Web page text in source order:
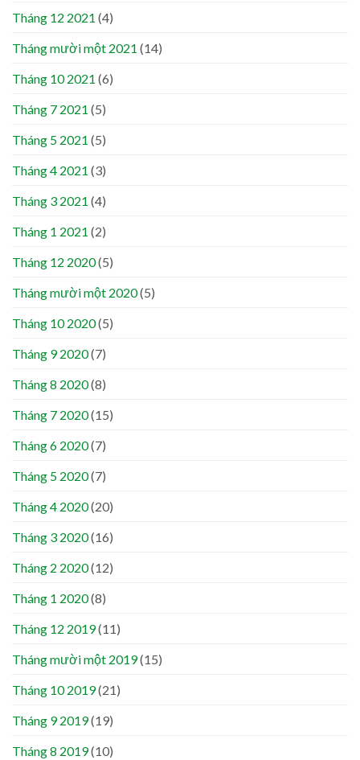
Tháng 12 2021 (4)
Tháng mười một 2021 (14)
Tháng 10 2021 (6)
Tháng 7 2021 (5)
Tháng 5 2021 (5)
Tháng 4 2021 (3)
Tháng 3 2021 (4)
Tháng 1 2021 (2)
Tháng 12 2020(5)
Tháng mười một 2020(5)
Tháng 10 2020(5)
Tháng 9 2020(7)
Tháng 8 2020(8)
Tháng 7 2020(15)
Tháng 6 2020(7)
Tháng 5 2020(7)
Tháng 4 2020(20)
Tháng 3 2020(16)
Tháng 2 2020(12)
Tháng 1 2020(8)
Tháng 12 2019(11)
Tháng mười một 2019(15)
Tháng 10 2019(21)
Tháng 9 2019(19)
Tháng 8 2019(10)